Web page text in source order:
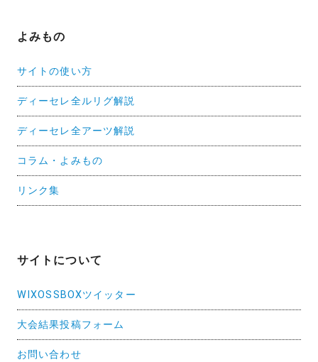
よみもの
サイトの使い方
ディーセレ全ルリグ解説
ディーセレ全アーツ解説
コラム・よみもの
リンク集
サイトについて
WIXOSSBOXツイッター
大会結果投稿フォーム
お問い合わせ